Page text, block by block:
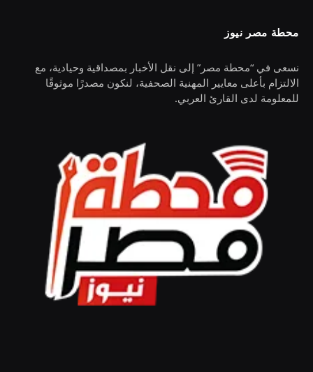
محطة مصر نيوز
نسعى في “محطة مصر” إلى نقل الأخبار بمصداقية وحيادية، مع
الالتزام بأعلى معايير المهنية الصحفية، لنكون مصدرًا موثوقًا
للمعلومة لدى القارئ العربي.